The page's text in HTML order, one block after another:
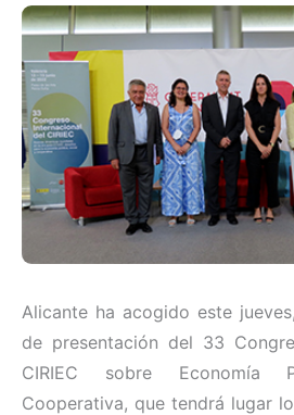
Alicante ha acogido este
de presentación del 33
CIRIEC sobre Economía
Cooperativa, que tendrá lugar